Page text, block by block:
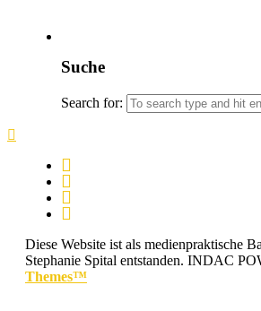
Suche
Search for:
Diese Website ist als medienpraktische
Stephanie Spital entstanden. INDAC
Themes™